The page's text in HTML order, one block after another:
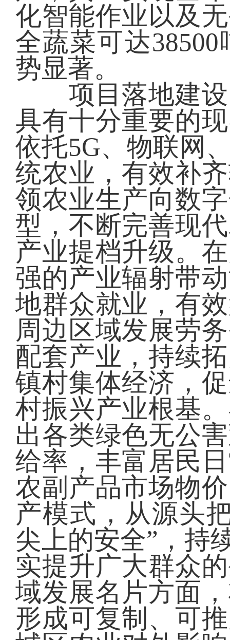
化智能作业以及
全蔬菜可达
势显著。
项目落地建设
具有十分重要的
依托5G、物联网
统农业，有效补
领农业生产向数
型，不断完善现
产业提档升级。
强的产业辐射带
地群众就业，有
周边区域发展劳
配套产业，持续
镇村集体经济，
村振兴产业根基
出各类绿色无公
给率，丰富居民
农副产品市场物
产模式，从源头
尖上的安全”，持
实提升广大群众
域发展名片方面
形成可复制、可